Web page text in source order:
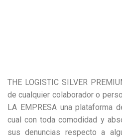
THE LOGISTIC SILVER
de cualquier colaborador o
LA EMPRESA una plataforma
cual con toda comodidad y
sus denuncias respecto a